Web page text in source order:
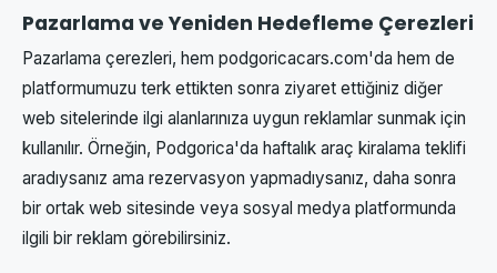
Pazarlama ve Yeniden Hedefleme Çerezleri
Pazarlama çerezleri, hem podgoricacars.com'da hem de
platformumuzu terk ettikten sonra ziyaret ettiğiniz diğer
web sitelerinde ilgi alanlarınıza uygun reklamlar sunmak için
kullanılır. Örneğin, Podgorica'da haftalık araç kiralama teklifi
aradıysanız ama rezervasyon yapmadıysanız, daha sonra
bir ortak web sitesinde veya sosyal medya platformunda
ilgili bir reklam görebilirsiniz.